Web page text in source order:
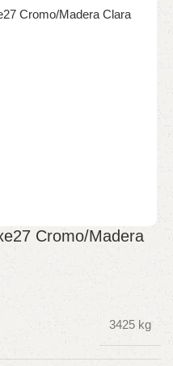
Cromo/Madera
3425 kg